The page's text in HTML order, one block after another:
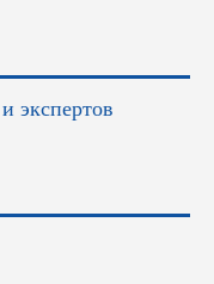
экспертов